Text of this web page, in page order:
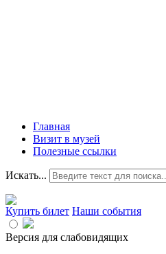
Главная
Визит в музей
Полезные ссылки
Искать...
Купить билет Наши события
Версия для слабовидящих